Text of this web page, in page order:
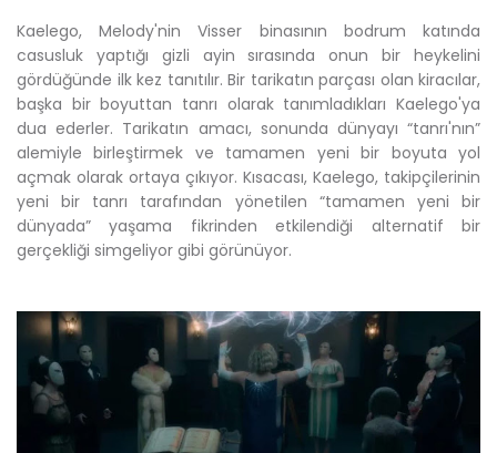
Kaelego, Melody'nin Visser binasının bodrum katında
casusluk yaptığı gizli ayin sırasında onun bir heykelini
gördüğünde ilk kez tanıtılır. Bir tarikatın parçası olan kiracılar,
başka bir boyuttan tanrı olarak tanımladıkları Kaelego'ya
dua ederler. Tarikatın amacı, sonunda dünyayı “tanrı'nın”
alemiyle birleştirmek ve tamamen yeni bir boyuta yol
açmak olarak ortaya çıkıyor. Kısacası, Kaelego, takipçilerinin
yeni bir tanrı tarafından yönetilen “tamamen yeni bir
dünyada” yaşama fikrinden etkilendiği alternatif bir
gerçekliği simgeliyor gibi görünüyor.